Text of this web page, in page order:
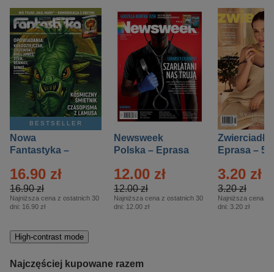
BESTSELLER
Nowa
Fantastyka –
16.90 zł
16.90 zł
Najniższa cena z ostatnich 30
dni: 16.90 zł
Newsweek
Polska – Eprasa
12.00 zł
12.00 zł
Najniższa cena z ostatnich 30
dni: 12.00 zł
Zwierciadło
Eprasa – 5/
3.20 zł
3.20 zł
Najniższa cena z
dni: 3.20 zł
High-contrast mode
Najczęściej kupowane razem